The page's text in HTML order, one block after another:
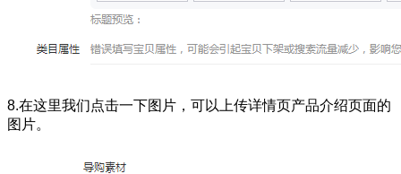
8.在这里我们点击一下图片，可以上传详情页产品介绍页面的
图片。